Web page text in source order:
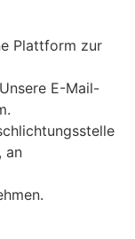
Plattform zur
E-Mail-
an